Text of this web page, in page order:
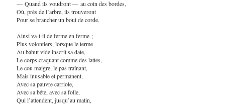
— Quand ils voudront — au coin des bordes,
Où, près de l’arbre, ils trouveront
Pour se brancher un bout de corde.
Ainsi va-t-il de ferme en ferme ;
Plus volontiers, lorsque le terme
Au bahut vide inscrit sa date,
Le corps craquant comme des lattes,
Le cou maigre, le pas traînant,
Mais inusable et permanent,
Avec sa pauvre carriole,
Avec sa bête, avec sa folle,
Qui l’attendent, jusqu’au matin,